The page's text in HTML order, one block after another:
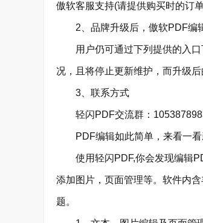
傲软客服支持(请提供购买时的订
2、品牌升级后，傲软PDF编辑
用户仍可通过下列提供的入口
况，且将停止更新维护，而升级
3、联系方式
轻闪PDF交流群：
PDF编辑如此简单，来看一看
使用轻闪PDF,你会发现编辑
添加图片，页面管理等。软件内
题。